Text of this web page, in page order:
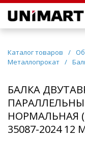
Каталог товаров /
Металлопрокат /
БАЛКА
НОРМАЛЬНАЯ
35087-2024 12